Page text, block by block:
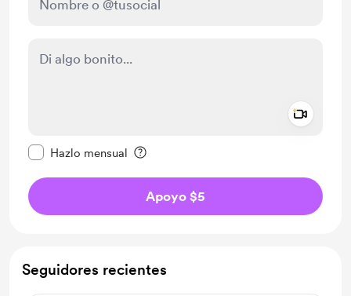
Hazlo mensual
Apoyo $5
Seguidores recientes